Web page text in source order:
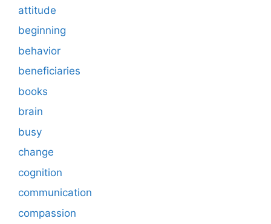
attitude
beginning
behavior
beneficiaries
books
brain
busy
change
cognition
communication
compassion